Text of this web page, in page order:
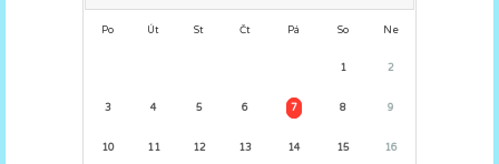
Po Út St Čt Pá So Ne
1 2
3 4 5 6 7 8 9
10 11 12 13 14 15 16